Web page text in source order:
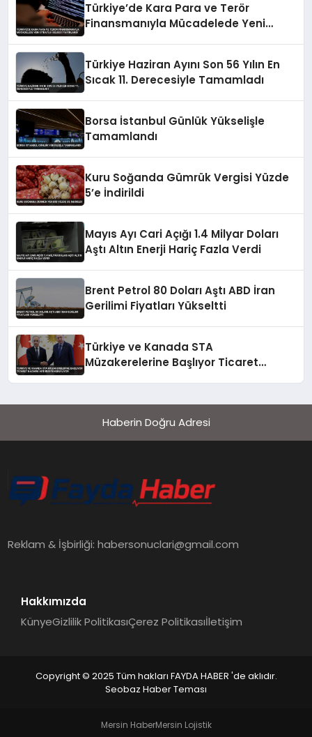
Türkiye’de Kara Para ve Terör
Finansmanıyla Mücadelede Yeni
Türkiye Haziran Ayını Son 56 Yılın En
Sıcak 11. Derecesiyle Tamamladı
Borsa İstanbul Günlük Yükselişle
Tamamlandı
Kuru Soğanda Gümrük Vergisi Yüzde
5’e İndirildi
Mayıs Ayı Cari Açığı 1.4 Milyar Doları
Aştı Altın Enerji Hariç Fazla Verdi
Brent Petrol 80 Doları Aştı ABD İran
Gerilimi Fiyatları Yükseltti
Türkiye ve Kanada STA
Müzakerelerine Başlıyor Ticaret
Haberin Doğru Adresi
Reklam & İşbirliği:habersonuclari@gmail.com
Hakkımızda
KünyeGizlilik PolitikasıÇerez Politikasıİletişim
Copyright © 2025 Tüm hakları FAYDA HABER 'de aklıdır.
Seobaz Haber Teması
Mersin HaberMersin Lojistik